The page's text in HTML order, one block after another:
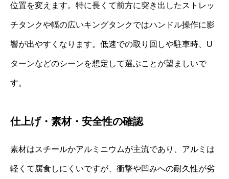
位置を変えます。特に長くて前方に突き出したストレッ
チタンクや幅の広いキングタンクではハンドル操作に影
響が出やすくなります。低速での取り回しや駐車時、U
ターンなどのシーンを想定して選ぶことが望ましいで
す。
仕上げ・素材・安全性の確認
素材はスチールかアルミニウムが主流であり、アルミは
軽くて腐食しにくいですが、衝撃や凹みへの耐久性が劣